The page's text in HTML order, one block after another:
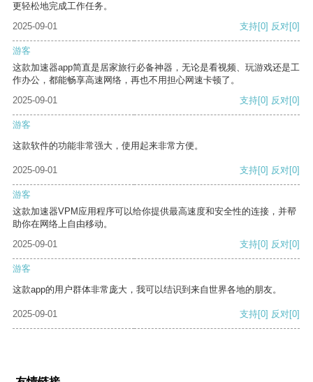
更轻松地完成工作任务。
2025-09-01
支持[0] 反对[0]
游客
这款加速器app简直是居家旅行必备神器，无论是看视频、玩游戏还是工
作办公，都能畅享高速网络，再也不用担心网速卡顿了。
2025-09-01
支持[0] 反对[0]
游客
这款软件的功能非常强大，使用起来非常方便。
2025-09-01 支持[0] 反对[0]
游客
这款加速器VPM应用程序可以给你提供最高速度和安全性的连接，并帮
助你在网络上自由移动。
2025-09-01
支持[0] 反对[0]
游客
这款app的用户群体非常庞大，我可以结识到来自世界各地的朋友。
2025-09-01 支持[0] 反对[0]